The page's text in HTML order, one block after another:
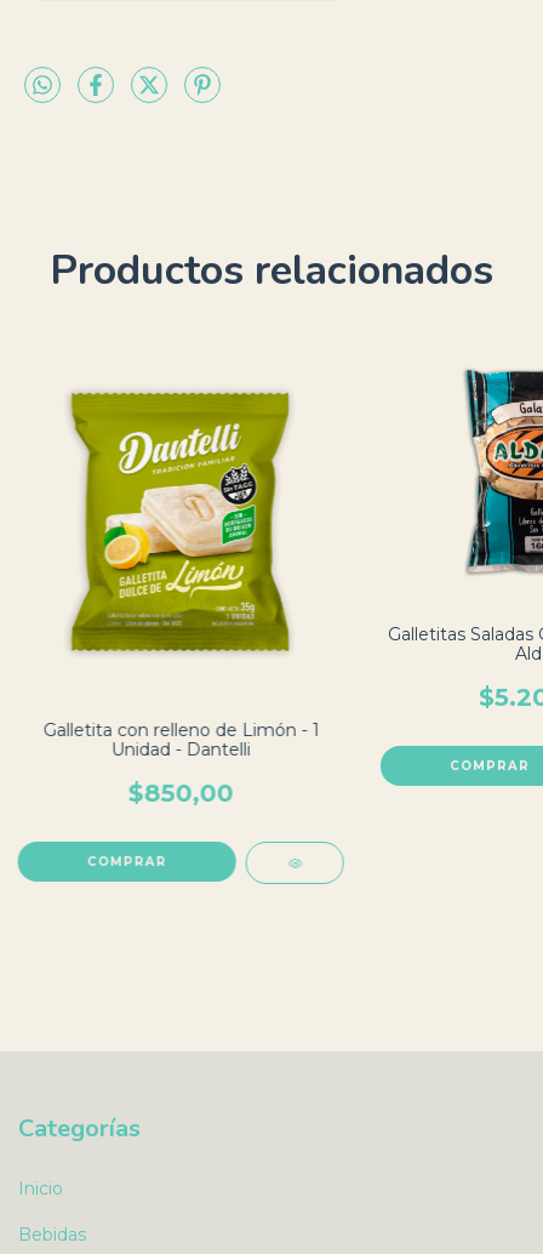
Productos relacionados
Galletita con relleno de Limón - 1
Unidad - Dantelli
$850,00
Galletitas Saladas
Categorías
Inicio
Bebidas